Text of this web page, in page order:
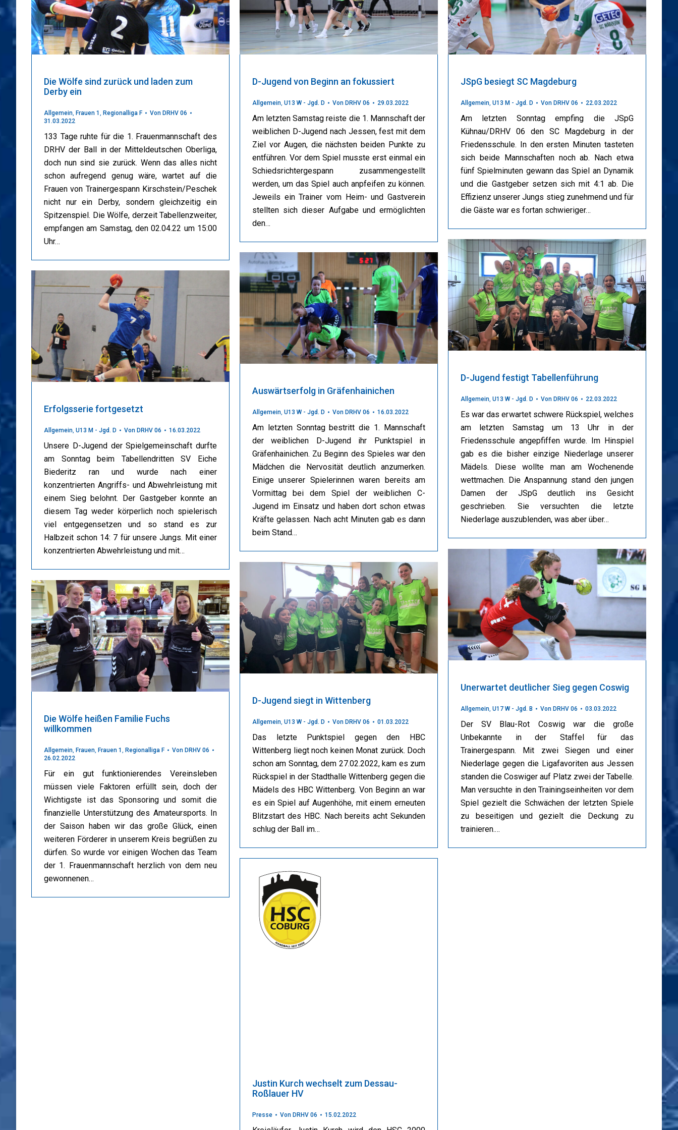
Die Wölfe sind zurück und laden zum
Derby ein
Allgemein, Frauen 1 , Regionalliga F Von DRHV 06
31.03.2022
133 Tage ruhte für die 1. Frauenmannschaft des
DRHV der Ball in der Mitteldeutschen Oberliga,
doch nun sind sie zurück. Wenn das alles nicht
schon aufregend genug wäre, wartet auf die
Frauen von Trainergespann Kirschstein/Peschek
nicht nur ein Derby, sondern gleichzeitig ein
Spitzenspiel. Die Wölfe, derzeit Tabellenzweiter,
empfangen am Samstag, den 02.04.22 um 15:00
Uhr…
D-Jugend von Beginn an fokussiert
Allgemein, U13 W - Jgd. D Von DRHV 06 29.03.2022
Am letzten Samstag reiste die 1. Mannschaft der
weiblichen D-Jugend nach Jessen, fest mit dem
Ziel vor Augen, die nächsten beiden Punkte zu
entführen. Vor dem Spiel musste erst einmal ein
Schiedsrichtergespann zusammengestellt
werden, um das Spiel auch anpfeifen zu können.
Jeweils ein Trainer vom Heim- und Gastverein
stellten sich dieser Aufgabe und ermöglichten
den…
JSpG besiegt SC Magdeburg
Allgemein, U13 M - Jgd. D Von DRHV 06 22.03.2022
Am letzten Sonntag empfing die JSpG
Kühnau/DRHV 06 den SC Magdeburg in der
Friedensschule. In den ersten Minuten tasteten
sich beide Mannschaften noch ab. Nach etwa
fünf Spielminuten gewann das Spiel an Dynamik
und die Gastgeber setzen sich mit 4:1 ab. Die
Effizienz unserer Jungs stieg zunehmend und für
die Gäste war es fortan schwieriger…
D-Jugend festigt Tabellenführung
Allgemein, U13 W - Jgd. D Von DRHV 06 22.03.2022
Es war das erwartet schwere Rückspiel, welches
am letzten Samstag um 13 Uhr in der
Friedensschule angepfiffen wurde. Im Hinspiel
gab es die bisher einzige Niederlage unserer
Mädels. Diese wollte man am Wochenende
wettmachen. Die Anspannung stand den jungen
Damen der JSpG deutlich ins Gesicht
geschrieben. Sie versuchten die letzte
Niederlage auszublenden, was aber über…
Auswärtserfolg in Gräfenhainichen
Allgemein, U13 W - Jgd. D Von DRHV 06 16.03.2022
Am letzten Sonntag bestritt die 1. Mannschaft
der weiblichen D-Jugend ihr Punktspiel in
Gräfenhainichen. Zu Beginn des Spieles war den
Mädchen die Nervosität deutlich anzumerken.
Einige unserer Spielerinnen waren bereits am
Vormittag bei dem Spiel der weiblichen C-
Jugend im Einsatz und haben dort schon etwas
Kräfte gelassen. Nach acht Minuten gab es dann
beim Stand…
Erfolgsserie fortgesetzt
Allgemein, U13 M - Jgd. D Von DRHV 06 16.03.2022
Unsere D-Jugend der Spielgemeinschaft durfte
am Sonntag beim Tabellendritten SV Eiche
Biederitz ran und wurde nach einer
konzentrierten Angriffs- und Abwehrleistung mit
einem Sieg belohnt. Der Gastgeber konnte an
diesem Tag weder körperlich noch spielerisch
viel entgegensetzen und so stand es zur
Halbzeit schon 14: 7 für unsere Jungs. Mit einer
konzentrierten Abwehrleistung und mit…
Unerwartet deutlicher Sieg gegen Coswig
Allgemein, U17 W - Jgd. B Von DRHV 06 03.03.2022
Der SV Blau-Rot Coswig war die große
Unbekannte in der Staffel für das
Trainergespann. Mit zwei Siegen und einer
Niederlage gegen die Ligafavoriten aus Jessen
standen die Coswiger auf Platz zwei der Tabelle.
Man versuchte in den Trainingseinheiten vor dem
Spiel gezielt die Schwächen der letzten Spiele
zu beseitigen und gezielt die Deckung zu
trainieren.…
D-Jugend siegt in Wittenberg
Allgemein, U13 W - Jgd. D Von DRHV 06 01.03.2022
Das letzte Punktspiel gegen den HBC
Wittenberg liegt noch keinen Monat zurück. Doch
schon am Sonntag, dem 27.02.2022, kam es zum
Rückspiel in der Stadthalle Wittenberg gegen die
Mädels des HBC Wittenberg. Von Beginn an war
es ein Spiel auf Augenhöhe, mit einem erneuten
Blitzstart des HBC. Nach bereits acht Sekunden
schlug der Ball im…
Die Wölfe heißen Familie Fuchs
willkommen
Allgemein, Frauen, Frauen 1 , Regionalliga F Von DRHV 06
26.02.2022
Für ein gut funktionierendes Vereinsleben
müssen viele Faktoren erfüllt sein, doch der
Wichtigste ist das Sponsoring und somit die
finanzielle Unterstützung des Amateursports. In
der Saison haben wir das große Glück, einen
weiteren Förderer in unserem Kreis begrüßen zu
dürfen. So wurde vor einigen Wochen das Team
der 1. Frauenmannschaft herzlich von dem neu
gewonnenen…
Justin Kurch wechselt zum Dessau-
Roßlauer HV
Presse Von DRHV 06 15.02.2022